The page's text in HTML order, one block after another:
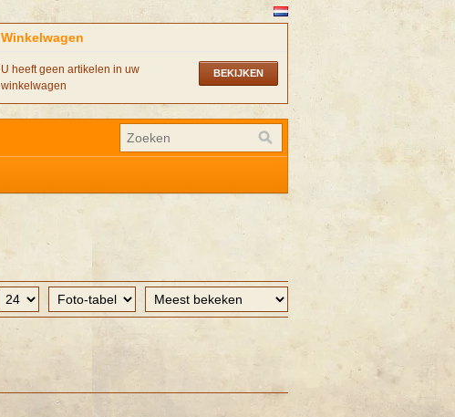
Winkelwagen
BEKIJKEN
U heeft geen artikelen in uw
winkelwagen